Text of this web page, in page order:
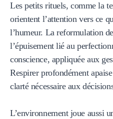
Les petits rituels, comme la
orientent l’attention vers ce
l’humeur. La reformulation
l’épuisement lié au
conscience, appliquée aux
Respirer profondément
clarté nécessaire aux
L’environnement joue aussi